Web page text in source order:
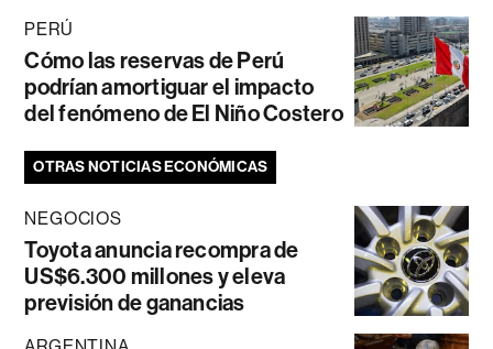
PERÚ
Cómo las reservas de Perú
podrían amortiguar el impacto
del fenómeno de El Niño Costero
OTRAS NOTICIAS ECONÓMICAS
NEGOCIOS
Toyota anuncia recompra de
US$6.300 millones y eleva
previsión de ganancias